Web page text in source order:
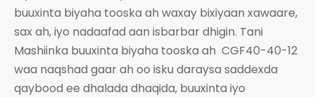
buuxinta biyaha tooska ah waxay bixiyaan xawaare,
sax ah, iyo nadaafad aan isbarbar dhigin. Tani
Mashiinka buuxinta biyaha tooska ah CGF40-40-12
waa naqshad gaar ah oo isku daraysa saddexda
qaybood ee dhalada dhaqida, buuxinta iyo